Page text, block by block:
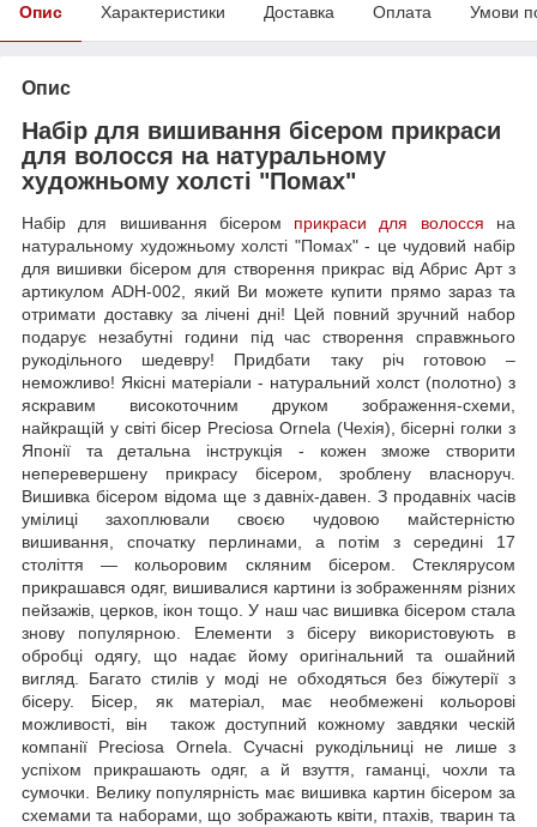
Опис Характеристики Доставка Оплата Умови
Опис
Набір для вишивання бісером прикраси
для волосся на натуральному
художньому холсті "Помах"
Набір для вишивання бісером прикраси для волосся на
натуральному художньому холсті "Помах" - це чудовий набір
для вишивки бісером для створення прикрас від Абрис Арт з
артикулом ADH-002, який Ви можете купити прямо зараз та
отримати доставку за лічені дні! Цей повний зручний набор
подарує незабутні години під час створення справжнього
рукодільного шедевру! Придбати таку річ готовою –
неможливо! Якісні матеріали - натуральний холст (полотно) з
яскравим високоточним друком зображення-схеми,
найкращій у світі бісер Preciosa Ornela (Чехія), бісерні голки з
Японії та детальна інструкція - кожен зможе створити
неперевершену прикрасу бісером, зроблену власноруч.
Вишивка бісером відома ще з давніх-давен. З продавніх часів
умілиці захоплювали своєю чудовою майстерністю
вишивання, спочатку перлинами, а потім з середині 17
століття — кольоровим скляним бісером. Стеклярусом
прикрашався одяг, вишивалися картини із зображенням різних
пейзажів, церков, ікон тощо. У наш час вишивка бісером стала
знову популярною. Елементи з бісеру використовують в
обробці одягу, що надає йому оригінальний та ошайний
вигляд. Багато стилів у моді не обходяться без біжутерії з
бісеру. Бісер, як матеріал, має необмежені кольорові
можливості, він також доступний кожному завдяки ческій
компанії Preciosa Ornela. Сучасні рукодільниці не лише з
успіхом прикрашають одяг, а й взуття, гаманці, чохли та
сумочки. Велику популярність має вишивка картин бісером за
схемами та наборами, що зображають квіти, птахів, тварин та